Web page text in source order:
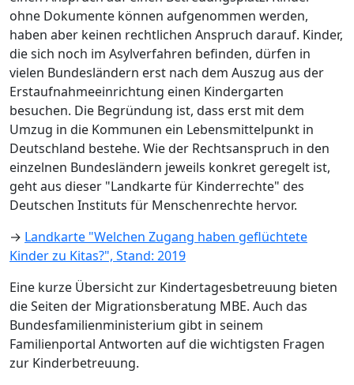
ohne Dokumente können aufgenommen werden,
haben aber keinen rechtlichen Anspruch darauf. Kinder,
die sich noch im Asylverfahren befinden, dürfen in
vielen Bundesländern erst nach dem Auszug aus der
Erstaufnahmeeinrichtung einen Kindergarten
besuchen. Die Begründung ist, dass erst mit dem
Umzug in die Kommunen ein Lebensmittelpunkt in
Deutschland bestehe. Wie der Rechtsanspruch in den
einzelnen Bundesländern jeweils konkret geregelt ist,
geht aus dieser "Landkarte für Kinderrechte" des
Deutschen Instituts für Menschenrechte hervor.
→ Landkarte "Welchen Zugang haben geflüchtete
Kinder zu Kitas?", Stand: 2019
Eine kurze Übersicht zur Kindertagesbetreuung bieten
die Seiten der Migrationsberatung MBE. Auch das
Bundesfamilienministerium gibt in seinem
Familienportal Antworten auf die wichtigsten Fragen
zur Kinderbetreuung.